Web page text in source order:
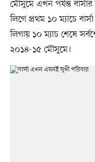
মৌসুমে এখন পর্যন্ত
লিগে প্রথম ১০ ম্যাচে
লিগায় ১০ ম্যাচ শেষে
২০১৪-১৫ মৌসুমে।